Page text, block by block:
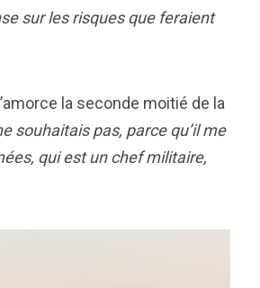
sur les risques que feraient
la seconde moitié de la
souhaitais pas, parce qu’il me
qui est un chef militaire,